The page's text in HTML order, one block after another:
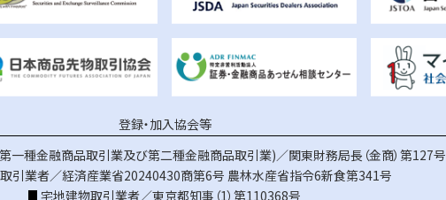
登録・加入協会等
一種金融商品取引業及び第二種金融商品取引業)／関東財務局長（金商）第127号
引業者／経済産業省20240430商第6号 農林水産省指令6新食第341号
宅地建物取引業者／東京都知事（1）第110368号